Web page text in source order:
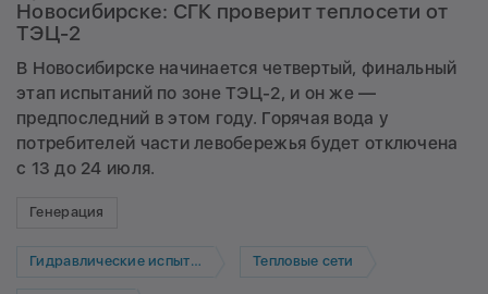
Новосибирске: СГК проверит теплосети от
ТЭЦ-2
В Новосибирске начинается четвертый, финальный
этап испытаний по зоне ТЭЦ-2, и он же —
предпоследний в этом году. Горячая вода у
потребителей части левобережья будет отключена
с 13 до 24 июля.
Генерация
Гидравлические испытания Тепловые сети